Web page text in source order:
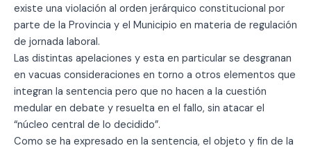
existe una violación al orden jerárquico constitucional por
parte de la Provincia y el Municipio en materia de regulación
de jornada laboral.
Las distintas apelaciones y esta en particular se desgranan
en vacuas consideraciones en torno a otros elementos que
integran la sentencia pero que no hacen a la cuestión
medular en debate y resuelta en el fallo, sin atacar el
“núcleo central de lo decidido”.
Como se ha expresado en la sentencia, el objeto y fin de la